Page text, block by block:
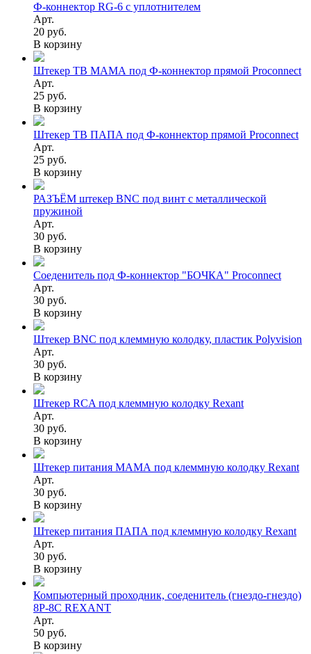
Ф-коннектор RG-6 с уплотнителем
Арт.
20 руб.
В корзину
Штекер ТВ МАМА под Ф-коннектор прямой Proconnect
Арт.
25 руб.
В корзину
Штекер ТВ ПАПА под Ф-коннектор прямой Proconnect
Арт.
25 руб.
В корзину
РАЗЪЁМ штекер BNC под винт с металлической
пружиной
Арт.
30 руб.
В корзину
Соеденитель под Ф-коннектор "БОЧКА" Proconnect
Арт.
30 руб.
В корзину
Штекер BNC под клеммную колодку, пластик Polyvision
Арт.
30 руб.
В корзину
Штекер RCA под клеммную колодку Rexant
Арт.
30 руб.
В корзину
Штекер питания МАМА под клеммную колодку Rexant
Арт.
30 руб.
В корзину
Штекер питания ПАПА под клеммную колодку Rexant
Арт.
30 руб.
В корзину
Компьютерный проходник, соеденитель (гнездо-гнездо)
8P-8C REXANT
Арт.
50 руб.
В корзину